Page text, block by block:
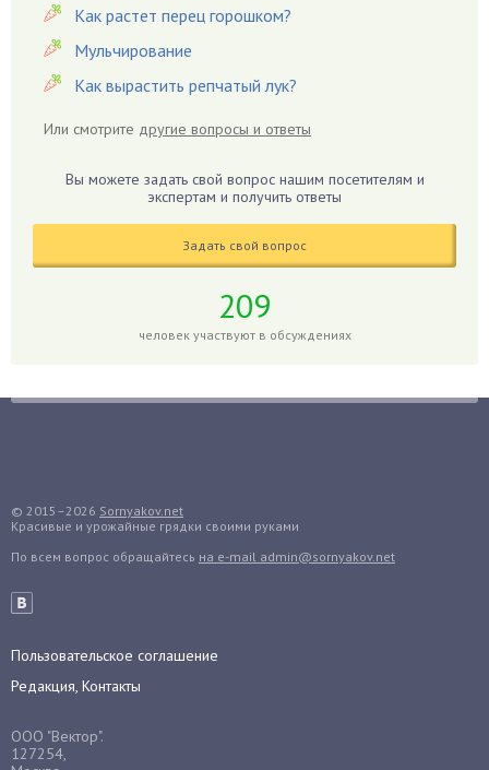
Герань
Гиацинт
Гибискус
Гладиолусы
Голубика
Груши
Дайкон
Декабрист
Денежное дерево
Диффенбахия
Дыня
Как растет перец горошком?
Мульчирование
Как вырастить репчатый лук?
Или смотрите другие вопросы и ответы
Вы можете задать свой вопрос нашим посетителям и
экспертам и получить ответы
Задать свой вопрос
209
человек участвуют в обсуждениях
© 2015–2026 Sornyakov.net
Красивые и урожайные грядки своими руками
По всем вопрос обращайтесь на e-mail admin@sornyakov.net
Пользовательское соглашение
Редакция, Контакты
ООО "Вектор".
127254,